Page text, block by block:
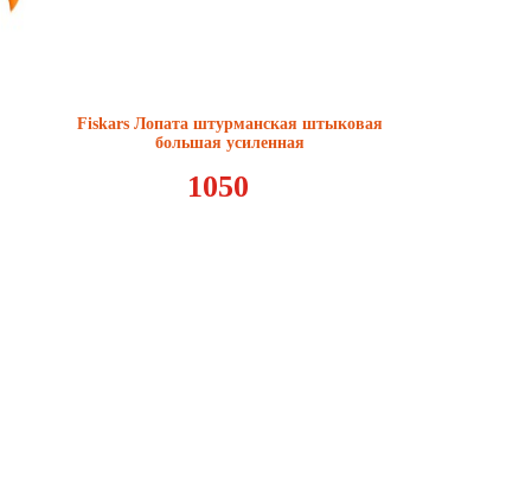
Fiskars Лопата штурманская штыковая
большая усиленная
1050